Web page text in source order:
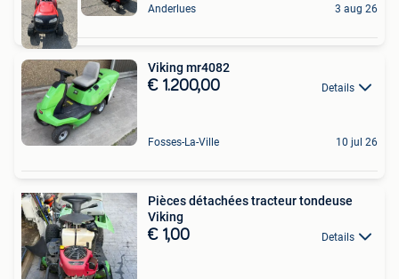
Anderlues 3 aug 26
Viking mr4082
€ 1.200,00 Details
Fosses-La-Ville 10 jul 26
Pièces détachées tracteur tondeuse
Viking
€ 1,00 Details